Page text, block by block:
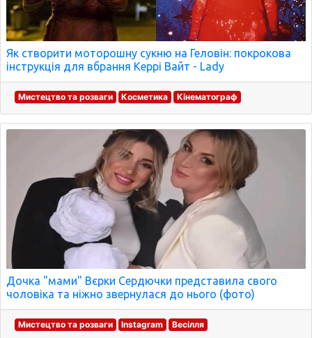
Як створити моторошну сукню на Геловін: покрокова
інструкція для вбрання Керрі Вайт - Lady
Мистецтво та розваги Косметика Кінематограф
Дочка "мами" Вєрки Сердючки представила свого
чоловіка та ніжно звернулася до нього (фото)
Мистецтво та розваги Instagram Весілля